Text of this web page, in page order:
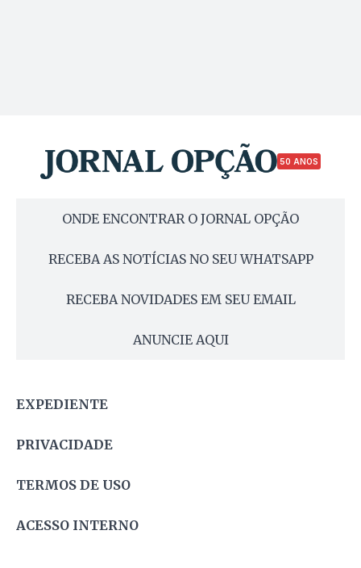
50 ANOS
ONDE ENCONTRAR O JORNAL OPÇÃO
RECEBA AS NOTÍCIAS NO SEU WHATSAPP
RECEBA NOVIDADES EM SEU EMAIL
ANUNCIE AQUI
EXPEDIENTE
PRIVACIDADE
TERMOS DE USO
ACESSO INTERNO